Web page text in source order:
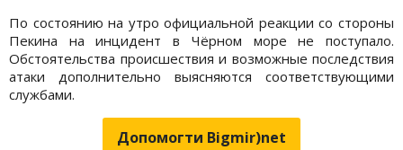
По состоянию на утро официальной реакции со стороны
Пекина на инцидент в Чёрном море не поступало.
Обстоятельства происшествия и возможные последствия
атаки дополнительно выясняются соответствующими
службами.
Допомогти Bigmir)net